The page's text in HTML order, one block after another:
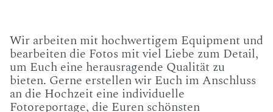
Wir arbeiten mit hochwertigem Equipment und
bearbeiten die Fotos mit viel Liebe zum Detail,
um Euch eine herausragende Qualität zu
bieten. Gerne erstellen wir Euch im Anschluss
an die Hochzeit eine individuelle
Fotoreportage, die Euren schönsten